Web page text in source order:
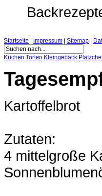
Startseite Impressum Sitemap
Kuchen Torten Kleingebäck
Kartoffelbrot
Zutaten:
4 mittelgroße